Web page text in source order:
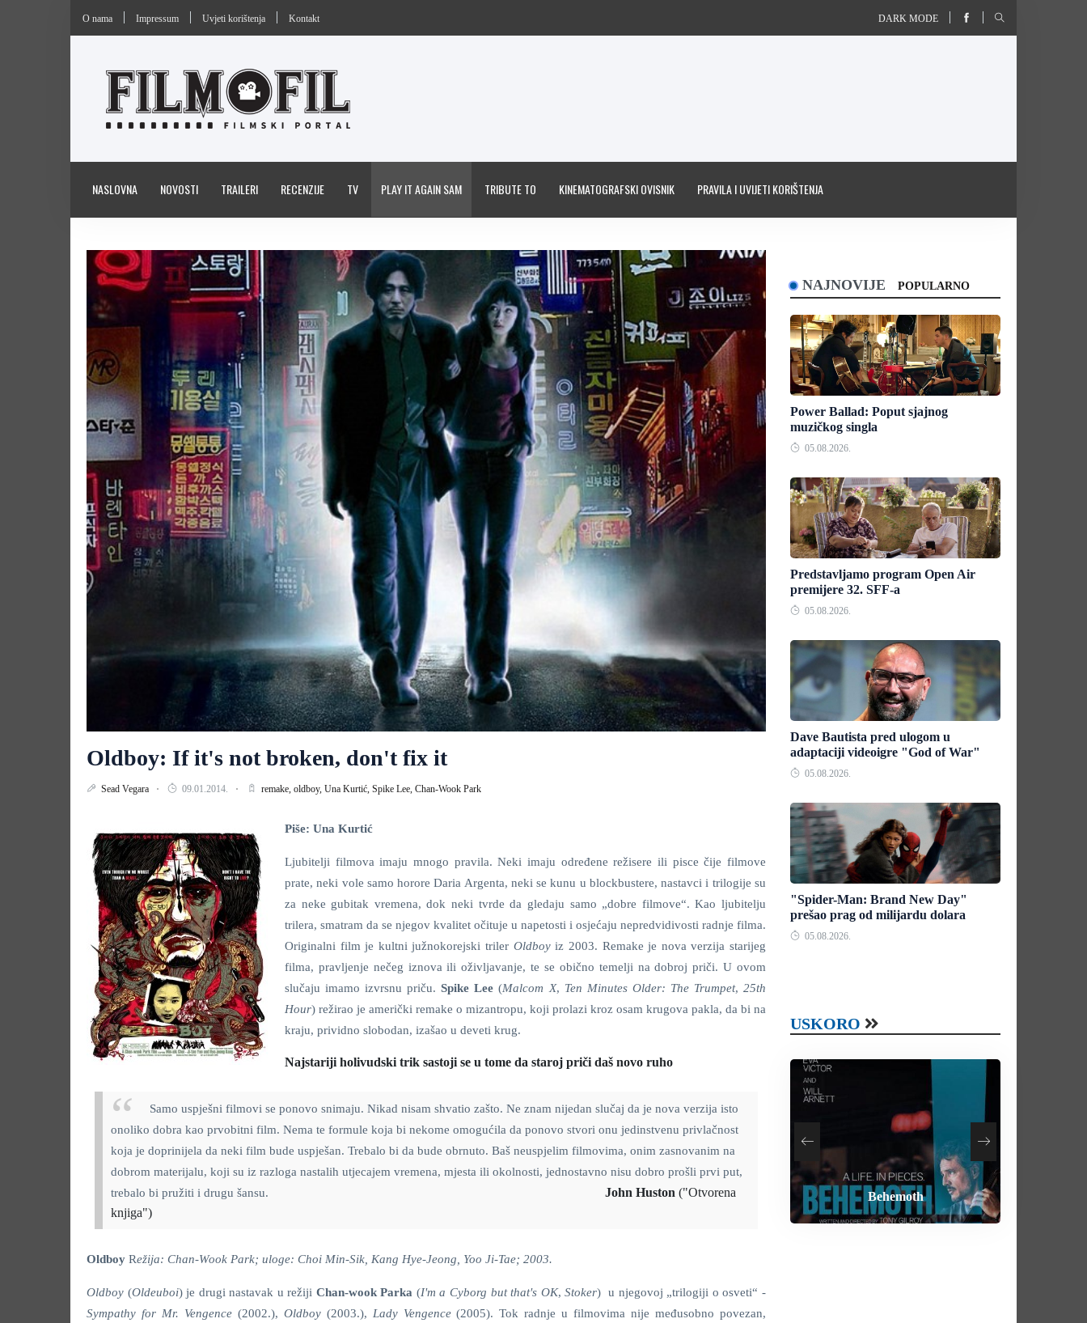
O nama Impressum Uvjeti korištenja Kontakt DARK MODE
NASLOVNA NOVOSTI TRAILERI RECENZIJE TV PLAY IT AGAIN SAM TRIBUTE TO KINEMATOGRAFSKI OVISNIK PRAVILA I UVIJETI KORIŠTENJA
Oldboy: If it's not broken, don't fix it
Sead Vegara 09.01.2014. remake, oldboy, Una Kurtić, Spike Lee, Chan-Wook Park
Piše: Una Kurtić
Ljubitelji filmova imaju mnogo pravila. Neki imaju određene režisere ili pisce čije filmove
prate, neki vole samo horore Daria Argenta, neki se kunu u blockbustere, nastavci i trilogije su
za neke gubitak vremena, dok neki tvrde da gledaju samo „dobre filmove“. Kao ljubitelju
trilera, smatram da se njegov kvalitet očituje u napetosti i osjećaju nepredvidivosti radnje filma.
Originalni film je kultni južnokorejski triler Oldboyiz 2003. Remake je nova verzija starijeg
filma, pravljenje nečeg iznova ili oživljavanje, te se obično temelji na dobroj priči. U ovom
slučaju imamo izvrsnu priču.Spike Lee (Malcom X, Ten Minutes Older: The Trumpet,25th
Hour) režirao je američki remake o mizantropu, koji prolazi kroz osam krugova pakla, da bi na
kraju, prividno slobodan, izašao u deveti krug.
Najstariji holivudski trik sastoji se u tome da staroj priči daš novo ruho
Samo uspješni filmovi se ponovo snimaju. Nikad nisam shvatio zašto. Ne znam nijedan slučaj da je nova verzija isto
onoliko dobra kao prvobitni film. Nema te formule koja bi nekome omogućila da ponovo stvori onu jedinstvenu privlačnost
koja je doprinijela da neki film bude uspješan. Trebalo bi da bude obrnuto. Baš neuspjelim filmovima, onim zasnovanim na
dobrom materijalu, koji su iz razloga nastalih utjecajem vremena, mjesta ili okolnosti, jednostavno nisu dobro prošli prvi put,
trebalo bi pružiti i drugu šansu.
John Huston ("Otvorena
knjiga")
Oldboy Režija: Chan-Wook Park; uloge: Choi Min-Sik, Kang Hye-Jeong, Yoo Ji-Tae; 2003.
Oldboy (Oldeuboi) je drugi nastavak u režiji Chan-wook Parka (I'm a Cyborg but that's OK,Stoker) u njegovoj „trilogiji o osveti“ -
Sympathy for Mr. Vengence(2002.), Oldboy(2003.), Lady Vengence(2005). Tok radnje u filmovima nije međusobno povezan,
NAJNOVIJE POPULARNO
Power Ballad: Poput sjajnog
muzičkog singla
05.08.2026.
Predstavljamo program Open Air
premijere 32. SFF-a
05.08.2026.
Dave Bautista pred ulogom u
adaptaciji videoigre "God of War"
05.08.2026.
"Spider-Man: Brand New Day"
prešao prag od milijardu dolara
05.08.2026.
USKORO
Heart of the Beast
Behemoth
How To Rob A Bank
By Any Means